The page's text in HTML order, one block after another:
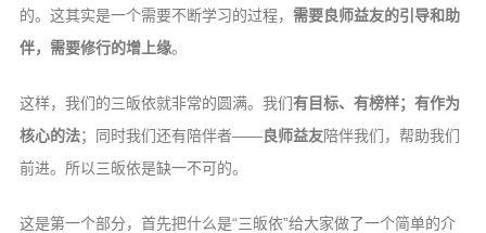
下院风采
搜索
的。这其实是一个需要不断学习的过程， 需要良师益友的引导和助
伴，需要修行的增上缘。
这样，我们的三皈依就非常的圆满。我们有目标、有榜样；有作为
核心的法；同时我们还有陪伴者——良师益友陪伴我们，帮助我们
前进。所以三皈依是缺一不可的。
这是第一个部分，首先把什么是“三皈依”给大家做了一个简单的介